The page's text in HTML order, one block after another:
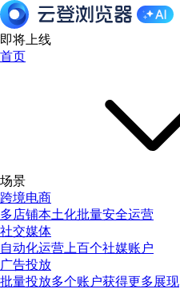
即将上线
首页
场景
跨境电商
多店铺本土化批量安全运营
社交媒体
自动化运营上百个社媒账户
广告投放
批量投放多个账户获得更多展现